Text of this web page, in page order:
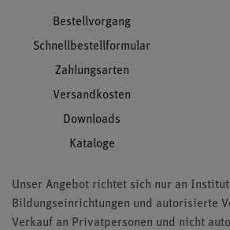
Bestellvorgang
Schnellbestellformular
Zahlungsarten
Versandkosten
Downloads
Kataloge
Unser Angebot richtet sich nur an
Bildungseinrichtungen und autorisierte
Verkauf an Privatpersonen und nicht